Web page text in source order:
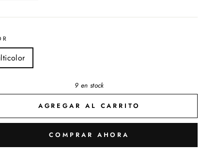
9 en stock
AGREGAR AL CARRITO
COMPRAR AHORA